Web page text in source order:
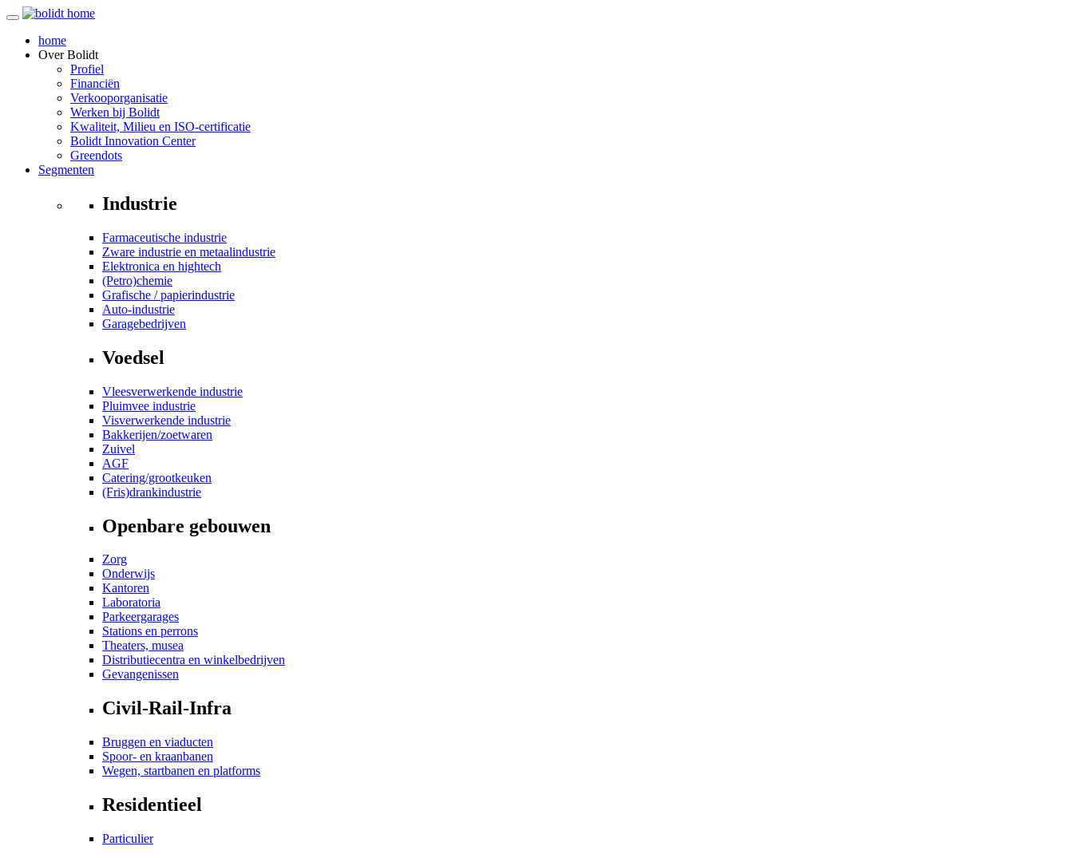
home
OverBolidt
Profiel
Financiën
Verkooporganisatie
Werken bij Bolidt
Kwaliteit, Milieu en ISO-certificatie
Bolidt Innovation Center
Greendots
Segmenten
Industrie
Farmaceutische industrie
Zware industrie en metaalindustrie
Elektronica en hightech
(Petro)chemie
Grafische / papierindustrie
Auto-industrie
Garagebedrijven
Voedsel
Vleesverwerkende industrie
Pluimvee industrie
Visverwerkende industrie
Bakkerijen/zoetwaren
Zuivel
AGF
Catering/grootkeuken
(Fris)drankindustrie
Openbare gebouwen
Zorg
Onderwijs
Kantoren
Laboratoria
Parkeergarages
Stations en perrons
Theaters, musea
Distributiecentra en winkelbedrijven
Gevangenissen
Civil-Rail-Infra
Bruggen en viaducten
Spoor- en kraanbanen
Wegen, startbanen en platforms
Residentieel
Particulier